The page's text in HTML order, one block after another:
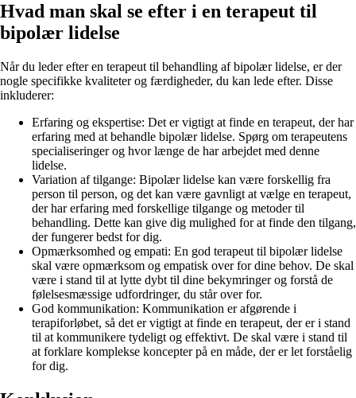
Hvad man skal se efter i en terapeut til
bipolær lidelse
Når du leder efter en terapeut til behandling af bipolær lidelse, er der
nogle specifikke kvaliteter og færdigheder, du kan lede efter. Disse
inkluderer:
Erfaring og ekspertise: Det er vigtigt at finde en terapeut, der har
erfaring med at behandle bipolær lidelse. Spørg om terapeutens
specialiseringer og hvor længe de har arbejdet med denne
lidelse.
Variation af tilgange: Bipolær lidelse kan være forskellig fra
person til person, og det kan være gavnligt at vælge en terapeut,
der har erfaring med forskellige tilgange og metoder til
behandling. Dette kan give dig mulighed for at finde den tilgang,
der fungerer bedst for dig.
Opmærksomhed og empati: En god terapeut til bipolær lidelse
skal være opmærksom og empatisk over for dine behov. De skal
være i stand til at lytte dybt til dine bekymringer og forstå de
følelsesmæssige udfordringer, du står over for.
God kommunikation: Kommunikation er afgørende i
terapiforløbet, så det er vigtigt at finde en terapeut, der er i stand
til at kommunikere tydeligt og effektivt. De skal være i stand til
at forklare komplekse koncepter på en måde, der er let forståelig
for dig.